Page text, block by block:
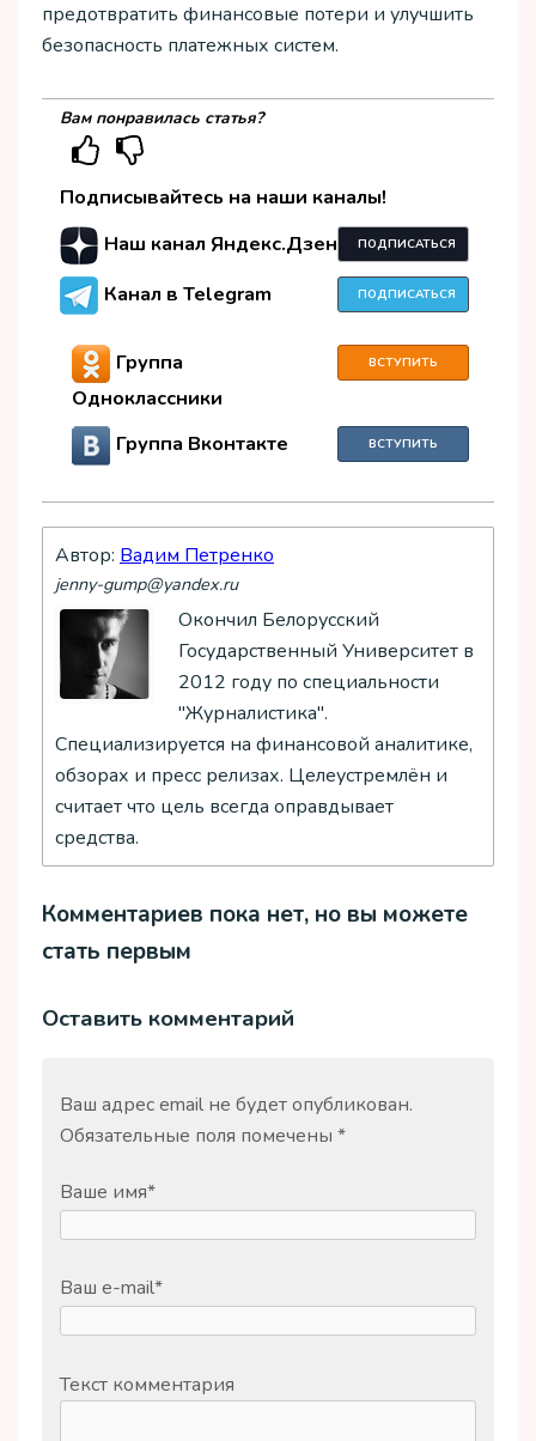
предотвратить финансовые потери и улучшить
безопасность платежных систем.
Вам понравилась статья?
Подписывайтесь на наши каналы!
Наш канал Яндекс.Дзен
ПОДПИСАТЬСЯ
Канал в Telegram ПОДПИСАТЬСЯ
Группа
Одноклассники
ВСТУПИТЬ
Группа Вконтакте ВСТУПИТЬ
Автор: Вадим Петренко
jenny-gump@yandex.ru
Окончил Белорусский
Государственный Университет в
2012 году по специальности
"Журналистика".
Специализируется на финансовой аналитике,
обзорах и пресс релизах. Целеустремлён и
считает что цель всегда оправдывает
средства.
Комментариев пока нет, но вы можете
стать первым
Оставить комментарий
Ваш адрес email не будет опубликован.
Обязательные поля помечены *
Ваше имя*
Ваш e-mail*
Текст комментария